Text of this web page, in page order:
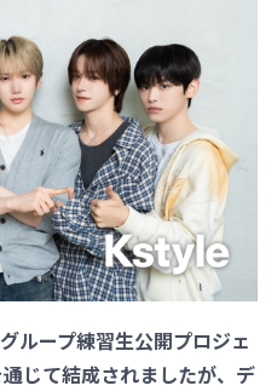
ループ練習生公開プロジェ
じて結成されましたが、デ